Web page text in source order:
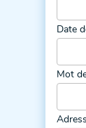
Date
Mot